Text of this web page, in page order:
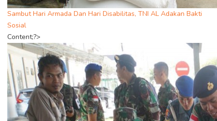
Sambut Hari Armada Dan Hari Disabilitas, TNI AL Adakan Bakti
Sosial
Content;?>